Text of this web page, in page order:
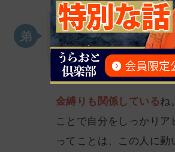
金縛りは関係ある？
金縛りも関係しているね
ことで自分をしっかりア
ってことは、この人に動